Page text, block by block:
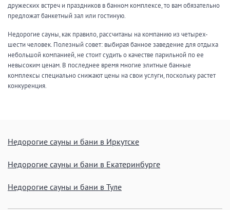
дружеских встреч и праздников в банном комплексе, то вам обязательно
предложат банкетный зал или гостиную.
Недорогие сауны, как правило, рассчитаны на компанию из четырех-
шести человек. Полезный совет: выбирая банное заведение для отдыха
небольшой компанией, не стоит судить о качестве парильной по ее
невысоким ценам. В последнее время многие элитные банные
комплексы специально снижают цены на свои услуги, поскольку растет
конкуренция.
Недорогие сауны и бани в Иркутске
Недорогие сауны и бани в Екатеринбурге
Недорогие сауны и бани в Туле